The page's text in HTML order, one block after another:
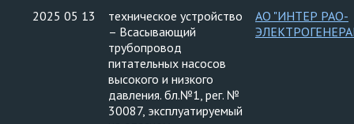
2025 05 13
техническое устройство
– Всасывающий
трубопровод
питательных насосов
высокого и низкого
давления. бл.№1, рег. №
30087, эксплуатируемый
АО "ИНТЕР РАО-